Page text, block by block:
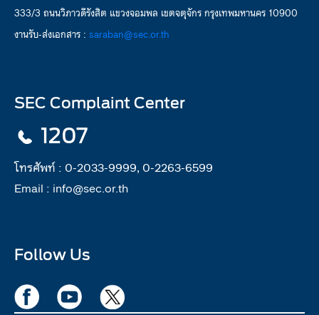
333/3 ถนนวิภาวดีรังสิต แขวงจอมพล เขตจตุจักร กรุงเทพมหานคร 10900
งานรับ-ส่งเอกสาร : saraban@sec.or.th
SEC Complaint Center
1207
โทรศัพท์ : 0-2033-9999, 0-2263-6599
Email : info@sec.or.th
Follow Us